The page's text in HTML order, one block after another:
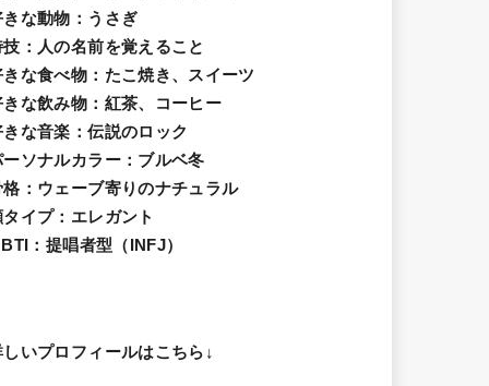
きな動物 ：うさぎ
技 ：人の名前を覚えること
きな食べ物 ：たこ焼き、スイーツ
きな飲み物：紅茶、コーヒー
きな音楽：伝説のロック
ーソナルカラー：ブルベ冬
格：ウェーブ寄りのナチュラル
タイプ：エレガン ト
：提唱者型（INFJ）
しいプロフィールはこちら↓